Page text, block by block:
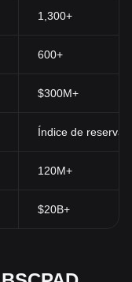
1,300+
600+
$300M+
Índice de
120M+
$20B+